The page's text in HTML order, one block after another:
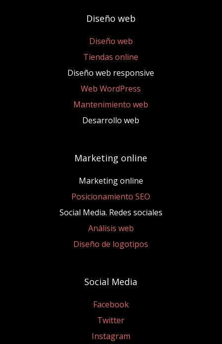
Diseño web
Diseño web
Tiendas online
Diseño web responsive
Web WordPress
Mantenimiento web
Desarrollo web
Marketing online
Marketing online
Posicionamiento SEO
Social Media. Redes sociales
Análisis web
Diseño de logotipos
Social Media
Facebook
Twitter
Instagram